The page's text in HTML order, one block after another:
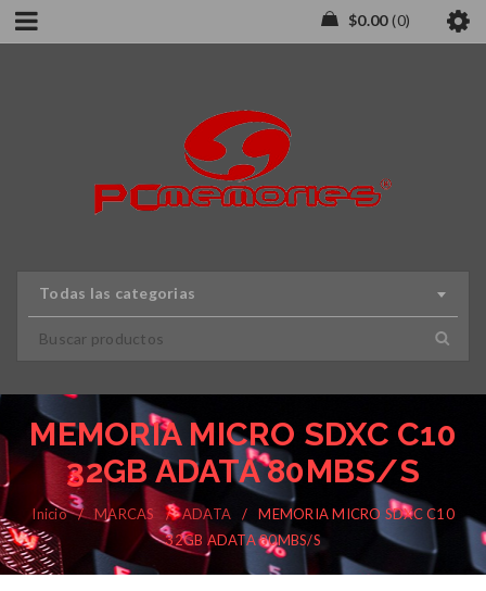
$0.00 0
Todas las categorias
MEMORIA MICRO SDXC C10
32GB ADATA 80MBS/S
Inicio / MARCAS / ADATA /
MEMORIA MICRO SDXC C10
32GB ADATA 80MBS/S